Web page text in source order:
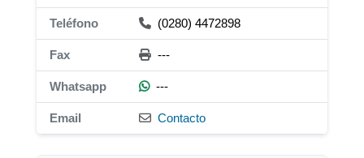
Teléfono (0280) 4472898
Fax ---
Whatsapp ---
Email Contacto